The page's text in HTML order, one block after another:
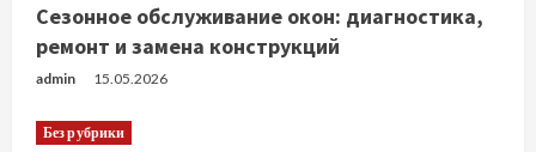
Сезонное обслуживание окон: диагностика,
ремонт и замена конструкций
admin 15.05.2026
Без рубрики